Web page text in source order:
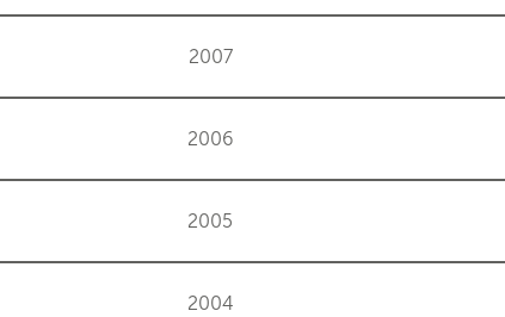
2007
2006
2005
2004